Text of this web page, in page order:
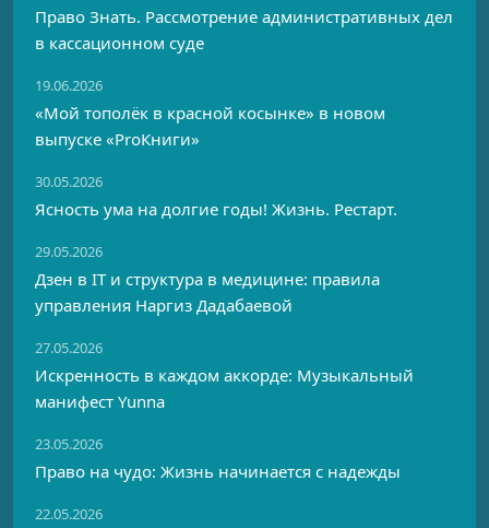
Право Знать. Рассмотрение административных дел
в кассационном суде
19.06.2026
«Мой тополёк в красной косынке» в новом
выпуске «ProКниги»
30.05.2026
Ясность ума на долгие годы! Жизнь. Рестарт.
29.05.2026
Дзен в IT и структура в медицине: правила
управления Наргиз Дадабаевой
27.05.2026
Искренность в каждом аккорде: Музыкальный
манифест Yunna
23.05.2026
Право на чудо: Жизнь начинается с надежды
22.05.2026